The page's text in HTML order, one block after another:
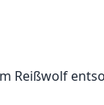
Reißwolf